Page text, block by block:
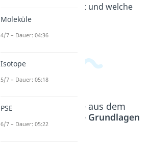
Konstante verwendet und welche
Rolle sie spielt.
Beliebte Inhalte aus dem
Chemische Grundlagen
Moleküle
4/7 – Dauer: 04:36
Isotope
5/7 – Dauer: 05:18
PSE
6/7 – Dauer: 05:22